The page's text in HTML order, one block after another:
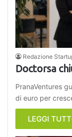
Redazione
Doctorsa
PranaVentures
di euro per
LEGGI